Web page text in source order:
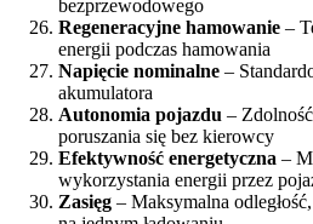
bezprzewodowego
Regeneracyjne hamowanie –
energii podczas hamowania
Napięcie nominalne –
akumulatora
Autonomia pojazdu –
poruszania się bez kierowcy
Efektywność energetyczna –
wykorzystania energii przez
Zasięg – Maksymalna